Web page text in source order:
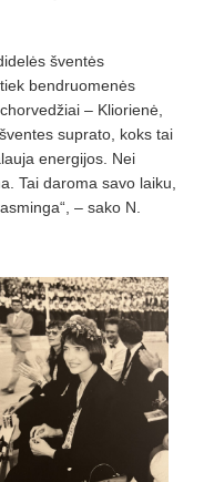
ės šventės
bendruomenės
žiai – Kliorienė,
suprato, koks tai
energijos. Nei
Tai daroma savo laiku,
– sako N.